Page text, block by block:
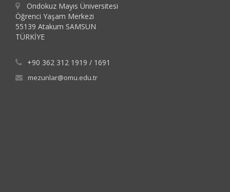
Ondokuz Mayıs Üniversitesi
Öğrenci Yaşam Merkezi
55139 Atakum SAMSUN
TÜRKİYE
+90 362 312 1919 / 1691
mezunlar@omu.edu.tr